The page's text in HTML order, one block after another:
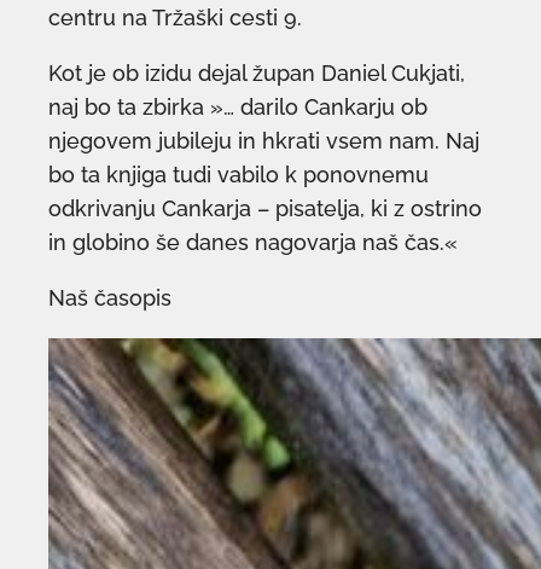
centru na Tržaški cesti 9.
Kot je ob izidu dejal župan Daniel Cukjati,
naj bo ta zbirka »… darilo Cankarju ob
njegovem jubileju in hkrati vsem nam. Naj
bo ta knjiga tudi vabilo k ponovnemu
odkrivanju Cankarja – pisatelja, ki z ostrino
in globino še danes nagovarja naš čas.«
Naš časopis